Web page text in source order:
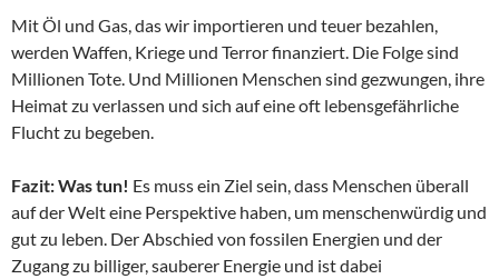
Mit Öl und Gas, das wir importieren und teuer bezahlen,
werden Waffen, Kriege und Terror finanziert. Die Folge sind
Millionen Tote. Und Millionen Menschen sind gezwungen, ihre
Heimat zu verlassen und sich auf eine oft lebensgefährliche
Flucht zu begeben.
Fazit: Was tun! Es muss ein Ziel sein, dass Menschen überall
auf der Welt eine Perspektive haben, um menschenwürdig und
gut zu leben. Der Abschied von fossilen Energien und der
Zugang zu billiger, sauberer Energie und ist dabei